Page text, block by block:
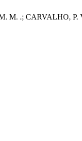
.; CARVALHO, P.